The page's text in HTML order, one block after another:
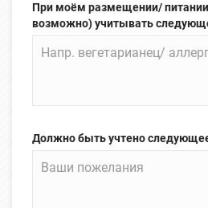
При моём размещении/ питании
возможно) учитывать
Должно быть учтено